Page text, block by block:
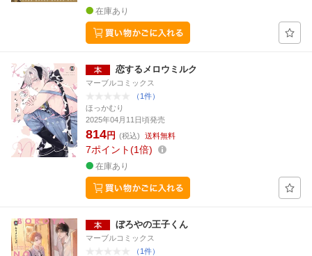
在庫あり
恋するメロウミルク
マーブルコミックス
（1件）
ほっかむり
2025年04月11日頃発売
814円 (税込) 送料無料
7ポイント 1倍
在庫あり
ぼろやの王子くん
マーブルコミックス
（1件）